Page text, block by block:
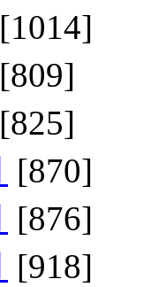
[1014]
[809]
[825]
[870]
[876]
[918]